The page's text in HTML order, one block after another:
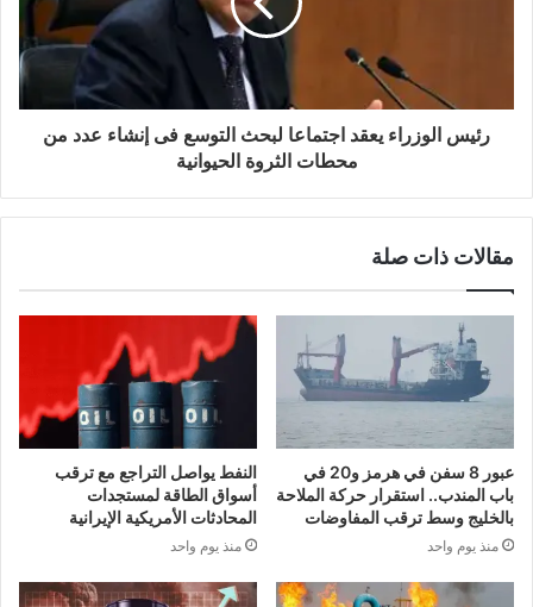
رئيس الوزراء يعقد اجتماعا لبحث التوسع فى إنشاء عدد من
محطات الثروة الحيوانية
مقالات ذات صلة
عبور 8 سفن في هرمز و20 في
باب المندب.. استقرار حركة الملاحة
بالخليج وسط ترقب المفاوضات
منذ يوم واحد
النفط يواصل التراجع مع ترقب
أسواق الطاقة لمستجدات
المحادثات الأمريكية الإيرانية
منذ يوم واحد